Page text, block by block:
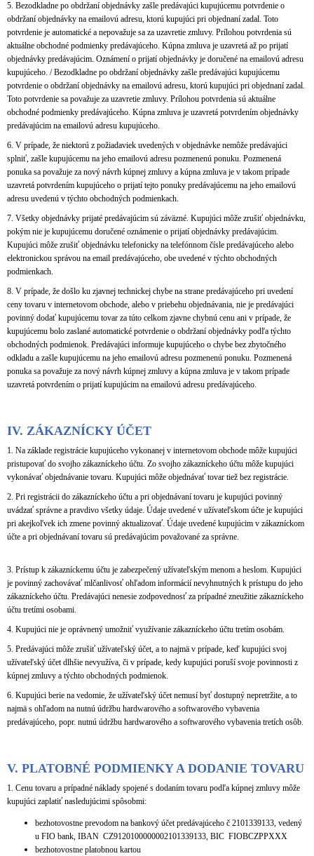
5. Bezodkladne po obdržaní objednávky zašle predávajúci kupujúcemu potvrdenie o
obdržaní objednávky na emailovú adresu, ktorú kupujúci pri objednaní zadal. Toto
potvrdenie je automatické a nepovažuje sa za uzavretie zmluvy. Prílohou potvrdenia sú
aktuálne obchodné podmienky predávajúceho. Kúpna zmluva je uzavretá až po prijatí
objednávky predávajúcim. Oznámení o prijatí objednávky je doručené na emailovú adresu
kupujúceho. / Bezodkladne po obdržaní objednávky zašle predávajúci kupujúcemu
potvrdenie o obdržaní objednávky na emailovú adresu, ktorú kupujúci pri objednaní zadal.
Toto potvrdenie sa považuje za uzavretie zmluvy. Prílohou potvrdenia sú aktuálne
obchodné podmienky predávajúceho. Kúpna zmluva je uzavretá potvrdením objednávky
predávajúcim na emailovú adresu kupujúceho.
6. V prípade, že niektorú z požiadaviek uvedených v objednávke nemôže predávajúci
splniť, zašle kupujúcemu na jeho emailovú adresu pozmenenú ponuku. Pozmenená
ponuka sa považuje za nový návrh kúpnej zmluvy a kúpna zmluva je v takom prípade
uzavretá potvrdením kupujúceho o prijatí tejto ponuky predávajúcemu na jeho emailovú
adresu uvedenú v týchto obchodných podmienkach.
7. Všetky objednávky prijaté predávajúcim sú záväzné. Kupujúci môže zrušiť objednávku,
pokým nie je kupujúcemu doručené oznámenie o prijatí objednávky predávajúcim.
Kupujúci môže zrušiť objednávku telefonicky na telefónnom čísle predávajúceho alebo
elektronickou správou na email predávajúceho, obe uvedené v týchto obchodných
podmienkach.
8. V prípade, že došlo ku zjavnej technickej chybe na strane predávajúceho pri uvedení
ceny tovaru v internetovom obchode, alebo v priebehu objednávania, nie je predávajúci
povinný dodať kupujúcemu tovar za túto celkom zjavne chybnú cenu ani v prípade, že
kupujúcemu bolo zaslané automatické potvrdenie o obdržaní objednávky podľa týchto
obchodných podmienok. Predávajúci informuje kupujúceho o chybe bez zbytočného
odkladu a zašle kupujúcemu na jeho emailovú adresu pozmenenú ponuku. Pozmenená
ponuka sa považuje za nový návrh kúpnej zmluvy a kúpna zmluva je v takom prípade
uzavretá potvrdením o prijatí kupujúcim na emailovú adresu predávajúceho.
IV. ZÁKAZNÍCKY ÚČET
1. Na základe registrácie kupujúceho vykonanej v internetovom obchode môže kupujúci
pristupovať do svojho zákazníckeho účtu. Zo svojho zákazníckeho účtu môže kupujúci
vykonávať objednávanie tovaru. Kupujúci môže objednávať tovar tiež bez registrácie.
2. Pri registrácii do zákazníckeho účtu a pri objednávaní tovaru je kupujúci povinný
uvádzať správne a pravdivo všetky údaje. Údaje uvedené v užívateľskom účte je kupujúci
pri akejkoľvek ich zmene povinný aktualizovať. Údaje uvedené kupujúcim v zákazníckom
účte a pri objednávaní tovaru sú predávajúcim považované za správne.
3. Prístup k zákazníckemu účtu je zabezpečený užívateľským menom a heslom. Kupujúci
je povinný zachovávať mlčanlivosť ohľadom informácií nevyhnutných k prístupu do jeho
zákazníckeho účtu. Predávajúci nenesie zodpovednosť za prípadné zneužitie zákazníckeho
účtu tretími osobami.
4. Kupujúci nie je oprávnený umožniť využívanie zákazníckeho účtu tretím osobám.
5. Predávajúci môže zrušiť užívateľský účet, a to najmä v prípade, keď kupujúci svoj
užívateľský účet dlhšie nevyužíva, či v prípade, kedy kupujúci poruší svoje povinnosti z
kúpnej zmluvy a týchto obchodných podmienok.
6. Kupujúci berie na vedomie, že užívateľský účet nemusí byť dostupný nepretržite, a to
najmä s ohľadom na nutnú údržbu hardwarového a softwarového vybavenia
predávajúceho, popr. nutnú údržbu hardwarového a softwarového vybavenia tretích osôb.
V. PLATOBNÉ PODMIENKY A DODANIE TOVARU
1. Cenu tovaru a prípadné náklady spojené s dodaním tovaru podľa kúpnej zmluvy môže
kupujúci zaplatiť nasledujúcimi spôsobmi:
bezhotovostne prevodom na bankový účet predávajúceho č 2101339133, vedený
u FIO bank, IBAN CZ9120100000002101339133, BIC FIOBCZPPXXX
bezhotovostne platobnou kartou